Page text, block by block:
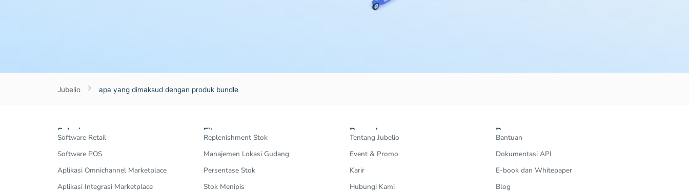
Jubelio apa yang dimaksud dengan produk bundle
Solusi
Software Retail
Software POS
Aplikasi Omnichannel Marketplace
Aplikasi Integrasi Marketplace
Fitur
Replenishment Stok
Manajemen Lokasi Gudang
Persentase Stok
Stok Menipis
Perusahaan
Tentang Jubelio
Event & Promo
Karir
Hubungi Kami
Resources
Bantuan
Dokumentasi API
E-book dan Whitepaper
Blog